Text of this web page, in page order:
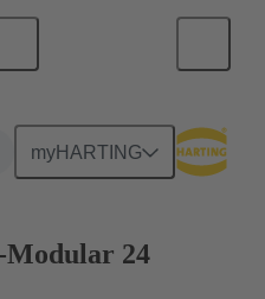
myHARTING
Modular 24